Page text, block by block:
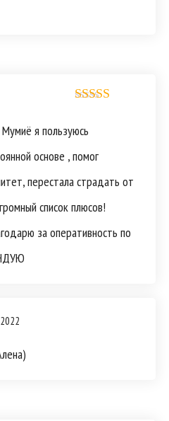
5
я пользуюсь
основе , помог
перестала страдать от
список плюсов!
за оперативность по